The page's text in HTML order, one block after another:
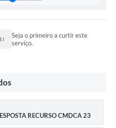
Seja o primeiro a curtir este
serviço.
RECURSO CMDCA 23